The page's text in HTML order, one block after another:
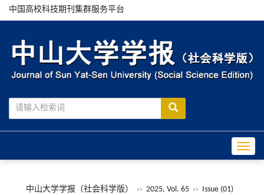
中国高校科技期刊集群服务平台
中山大学学报（社会科学版） ›› 2025, Vol. 65 ›› Issue (01)